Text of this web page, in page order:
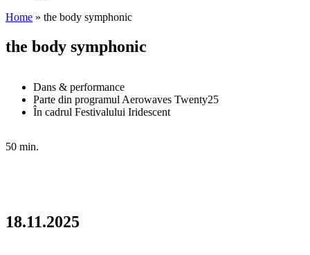
Home » the body symphonic
the body symphonic
Dans & performance
Parte din programul Aerowaves Twenty25
În cadrul Festivalului Iridescent
50 min.
18.11.2025